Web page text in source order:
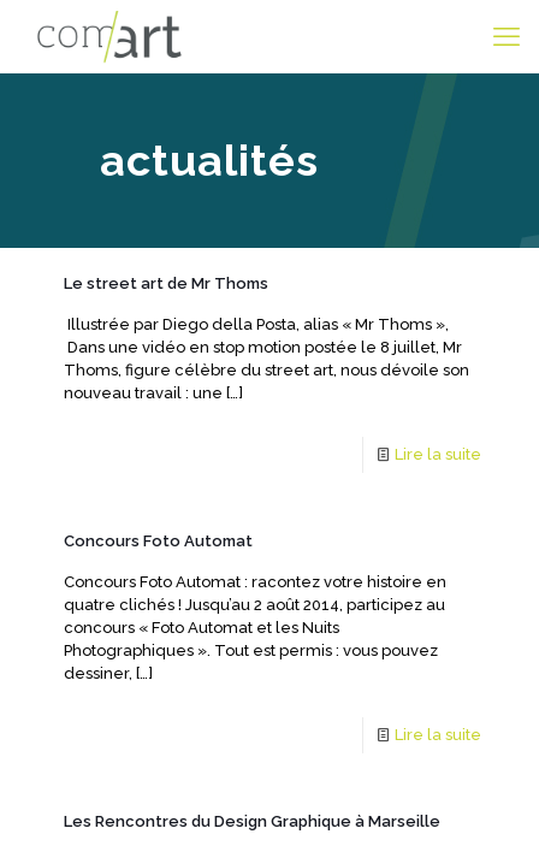
actualités
Le street art de Mr Thoms
Illustrée par Diego della Posta, alias « Mr Thoms »,
Dans une vidéo en stop motion postée le 8 juillet, Mr
Thoms, figure célèbre du street art, nous dévoile son
nouveau travail : une […]
Lire la suite
Concours Foto Automat
Concours Foto Automat : racontez votre histoire en
quatre clichés ! Jusqu’au 2 août 2014, participez au
concours « Foto Automat et les Nuits
Photographiques ». Tout est permis : vous pouvez
dessiner, […]
Lire la suite
Les Rencontres du Design Graphique à Marseille